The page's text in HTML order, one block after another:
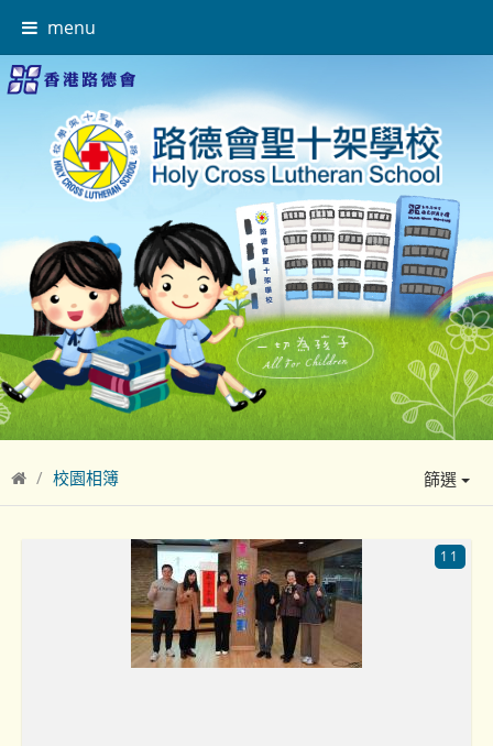
menu
校園相簿 篩選
11